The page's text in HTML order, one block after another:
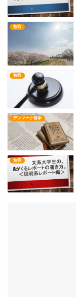
勉強
勉強
デンマーク留学
勉強